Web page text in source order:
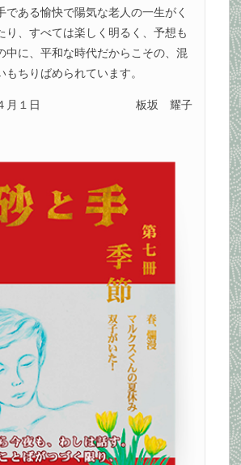
である愉快で陽気な老人の一生がく
り、すべては楽しく明るく、予想も
中に、平和な時代だからこその、混
もちりばめられています。
月１日 板坂 耀子